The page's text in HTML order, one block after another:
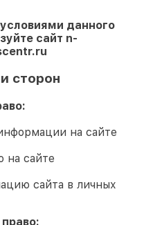
данного
сайт n-
сторон
на сайте
на сайте
сайта в личных